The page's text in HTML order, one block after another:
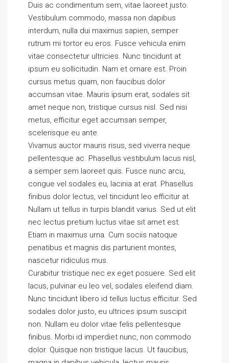
Duis ac condimentum sem, vitae laoreet justo.
Vestibulum commodo, massa non dapibus
interdum, nulla dui maximus sapien, semper
rutrum mi tortor eu eros. Fusce vehicula enim
vitae consectetur ultricies. Nunc tincidunt at
ipsum eu sollicitudin. Nam et ornare est. Proin
cursus metus quam, non faucibus dolor
accumsan vitae. Mauris ipsum erat, sodales sit
amet neque non, tristique cursus nisl. Sed nisi
metus, efficitur eget accumsan semper,
scelerisque eu ante.
Vivamus auctor mauris risus, sed viverra neque
pellentesque ac. Phasellus vestibulum lacus nisl,
a semper sem laoreet quis. Fusce nunc arcu,
congue vel sodales eu, lacinia at erat. Phasellus
finibus dolor lectus, vel tincidunt leo efficitur at.
Nullam ut tellus in turpis blandit varius. Sed ut elit
nec lectus pretium luctus vitae sit amet est.
Etiam in maximus urna. Cum sociis natoque
penatibus et magnis dis parturient montes,
nascetur ridiculus mus.
Curabitur tristique nec ex eget posuere. Sed elit
lacus, pulvinar eu leo vel, sodales eleifend diam.
Nunc tincidunt libero id tellus luctus efficitur. Sed
sodales dolor justo, eu ultrices ipsum suscipit
non. Nullam eu dolor vitae felis pellentesque
finibus. Morbi id imperdiet nunc, non commodo
dolor. Quisque non tristique lacus. Ut faucibus,